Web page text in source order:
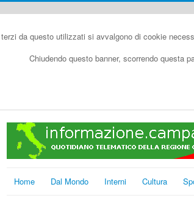
da questo utilizzati si avvalgono di cookie
Chiudendo questo banner, scorrendo questa
Home Dal Mondo Interni Cultura